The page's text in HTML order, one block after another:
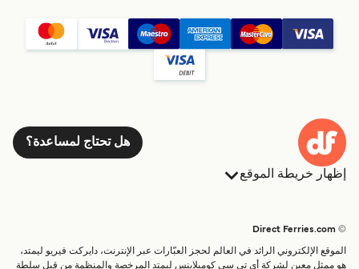
هل تحتاج لمساعدة؟
إظهار خريطة الموقع
البلدان
خدمات الزبائن
الباحث عن الرحلات والموانئ
العبارات
شحن
© Direct Ferries.com
الموقع الإلكتروني الرائد في العالم لحجز العبّارات عبر الإنترنت، دايركت فيريو ليمتد،
هو ممثل معين لشركة أي تي سي كومبلاينس ليمتد المرخصة والمنظمة من قبل سلطة